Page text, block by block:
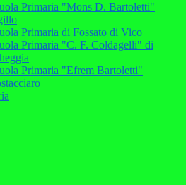
Primaria "Mons D. Bartoletti"
Primaria di Fossato di Vico
Primaria "C. F. Coldagelli" di
Primaria "Efrem Bartoletti"